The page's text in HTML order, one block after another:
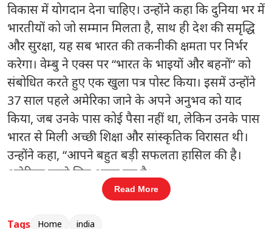
विकास में योगदान देना चाहिए। उन्होंने कहा कि दुनिया भर में
भारतीयों को जो सम्मान मिलता है, साथ ही देश की समृद्धि
और सुरक्षा, यह सब भारत की तकनीकी क्षमता पर निर्भर
करेगा। वेम्बु ने एक्स पर “भारत के भाइयों और बहनों” को
संबोधित करते हुए एक खुला पत्र पोस्ट किया। इसमें उन्होंने
37 साल पहले अमेरिका जाने के अपने अनुभव को याद
किया, जब उनके पास कोई पैसा नहीं था, लेकिन उनके पास
भारत से मिली अच्छी शिक्षा और सांस्कृतिक विरासत थी।
उन्होंने कहा, “आपने बहुत बड़ी सफलता हासिल की है।
अमेरिका हमारे लिए अच्छा रहा है।
इसके लिए हमें हमेशा आभारी रहना चाहिए, आभार जताना
ही हमारा भारतीय तरीका है।” हालांकि, उन्होंने आगे कहा कि
Read More
Tags Home india